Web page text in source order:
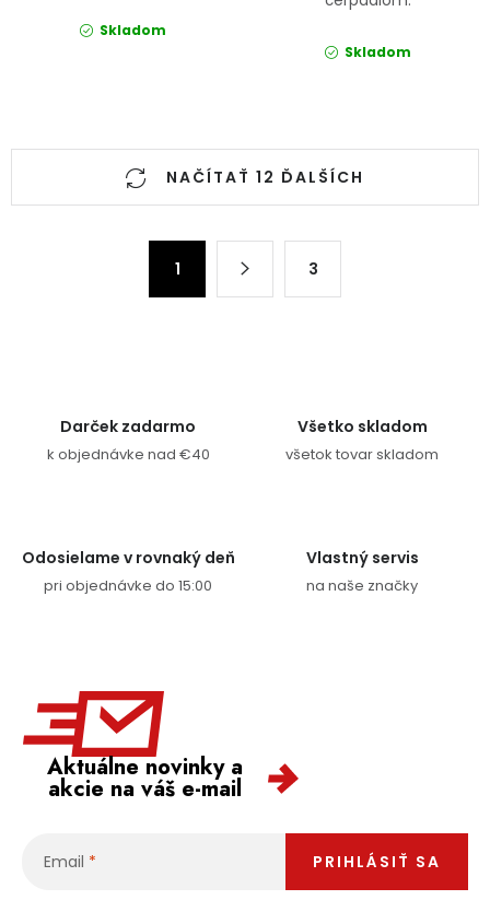
Skladom
Skladom
Ovládacie prvky výpisuNAČÍTAŤ 12 ĎALŠÍCH
1 3
Darček zadarmo
k objednávke nad €40
Všetko skladom
všetok tovar skladom
Odosielame v rovnaký deň
pri objednávke do 15:00
Vlastný servis
na naše značky
Aktuálne novinky a
akcie na váš e-mail
Email PRIHLÁSIŤ SA